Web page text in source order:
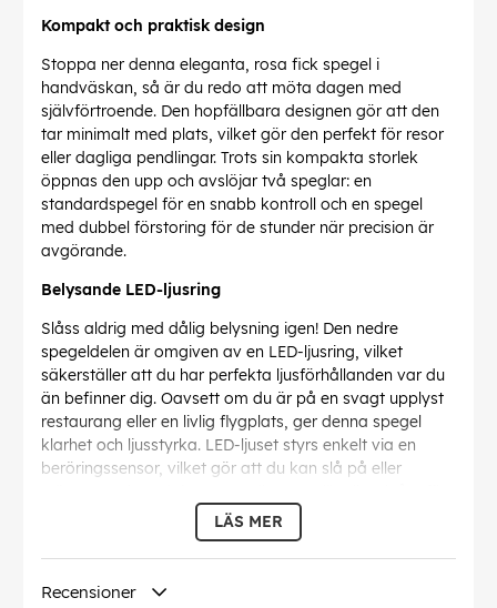
Kompakt och praktisk design
Stoppa ner denna eleganta, rosa fick spegel i
handväskan, så är du redo att möta dagen med
självförtroende. Den hopfällbara designen gör att den
tar minimalt med plats, vilket gör den perfekt för resor
eller dagliga pendlingar. Trots sin kompakta storlek
öppnas den upp och avslöjar två speglar: en
standardspegel för en snabb kontroll och en spegel
med dubbel förstoring för de stunder när precision är
avgörande.
Belysande LED-ljusring
Slåss aldrig med dålig belysning igen! Den nedre
spegeldelen är omgiven av en LED-ljusring, vilket
säkerställer att du har perfekta ljusförhållanden var du
än befinner dig. Oavsett om du är på en svagt upplyst
restaurang eller en livlig flygplats, ger denna spegel
klarhet och ljusstyrka. LED-ljuset styrs enkelt via en
beröringssensor, vilket gör att du kan slå på eller
Uppladdningsbar och miljövänlig
Säg adjö till engångsbatterier och välkommen till
LÄS MER
Recensioner